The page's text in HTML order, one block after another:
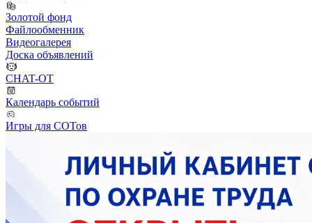
Золотой фонд
Файлообменник
Видеогалерея
Доска объявлений
CHAT-OT
Календарь событий
Игры для СОТов